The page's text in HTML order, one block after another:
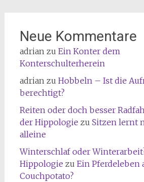
Neue Kommentare
adrian zu Ein Konter dem
Konterschulterherein
adrian zu Hobbeln – Ist die
berechtigt?
Reiten oder doch besser
der Hippologie zu Sitzen lernt
alleine
Winterschlaf oder
Hippologie zu Ein Pferdeleben
Couchpotato?